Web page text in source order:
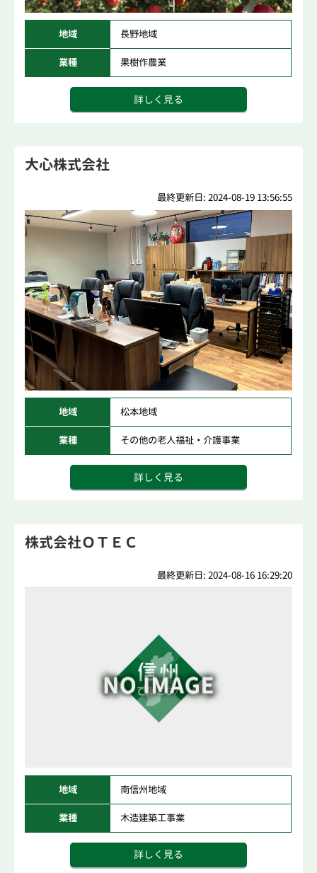
地域 長野地域
業種 果樹作農業
詳しく見る
大心株式会社
最終更新日: 2024-08-19 13:56:55
地域 松本地域
業種 その他の老人福祉・介護事業
詳しく見る
株式会社ＯＴＥＣ
最終更新日: 2024-08-16 16:29:20
地域 南信州地域
業種 木造建築工事業
詳しく見る